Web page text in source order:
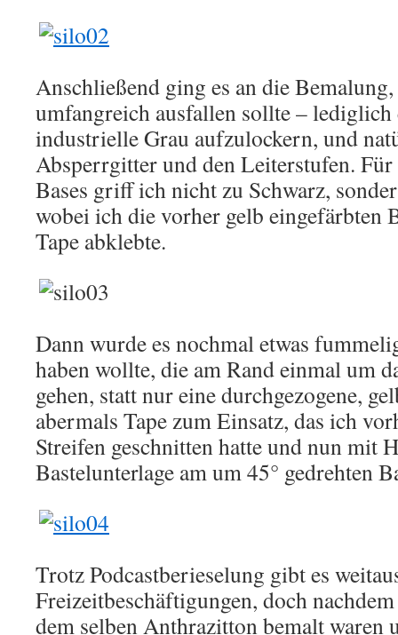
Anschließend ging es an die
umfangreich ausfallen sollte – lediglich
industrielle Grau aufzulockern, und
Absperrgitter und den Leiterstufen. Für
Bases griff ich nicht zu Schwarz,
wobei ich die vorher gelb eingefärbten
Tape abklebte.
Dann wurde es nochmal etwas
haben wollte, die am Rand einmal um
gehen, statt nur eine durchgezogene,
abermals Tape zum Einsatz, das ich
Streifen geschnitten hatte und nun mit
Bastelunterlage am um 45° gedrehten
Trotz Podcastberieselung gibt es
Freizeitbeschäftigungen, doch
dem selben Anthrazitton bemalt waren